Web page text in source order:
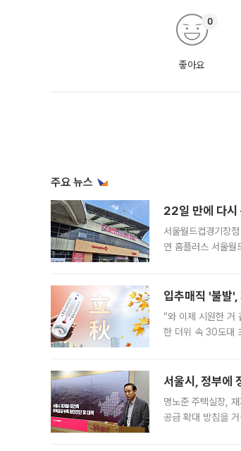
좋아요
0
주요 뉴스
22일 만에 다시
서울월드컵경기장
연 홈플러스 서울
입추매직 '불발
“와 이제 시원한 거
한 더위 속 30도대
서울시, 정부에
명노준 주택실장,
공급 확대 방침을